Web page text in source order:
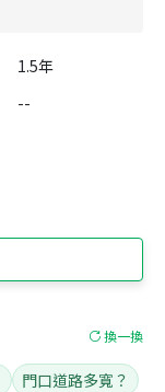
1.5年
--
換一換
門口道路多寬？